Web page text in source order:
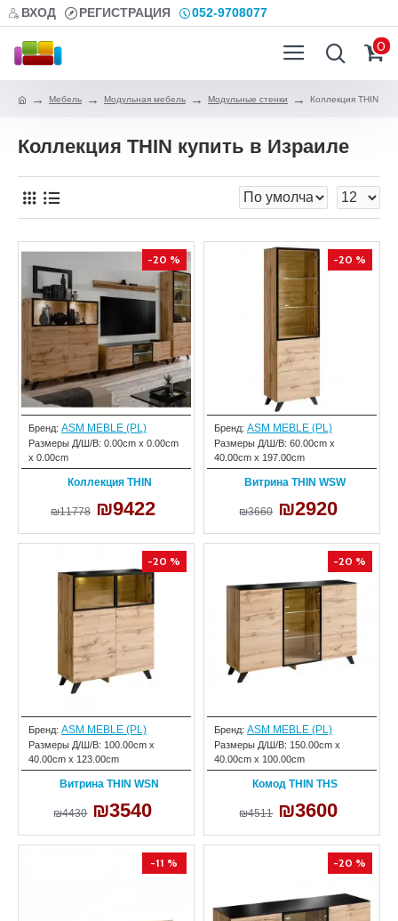
ВХОД РЕГИСТРАЦИЯ 052-9708077
0
Мебель Модульная мебель Модульные стенки Коллекция THIN
Коллекция THIN купить в Израиле
-20 %
Бренд: ASM MEBLE (PL)
Размеры Д/Ш/В: 0.00cm x 0.00cm
x 0.00cm
Коллекция THIN
₪11778 ₪9422
-20 %
Бренд: ASM MEBLE (PL)
Размеры Д/Ш/В: 60.00cm x
40.00cm x 197.00cm
Витрина THIN WSW
₪3660 ₪2920
-20 %
Бренд: ASM MEBLE (PL)
Размеры Д/Ш/В: 100.00cm x
40.00cm x 123.00cm
Витрина THIN WSN
₪4430 ₪3540
-20 %
Бренд: ASM MEBLE (PL)
Размеры Д/Ш/В: 150.00cm x
40.00cm x 100.00cm
Комод THIN THS
₪4511 ₪3600
-11 % -20 %